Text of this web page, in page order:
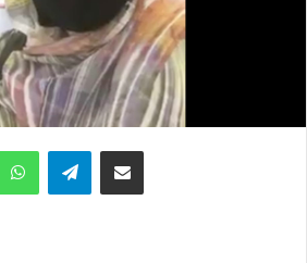
WhatsApp Telegram